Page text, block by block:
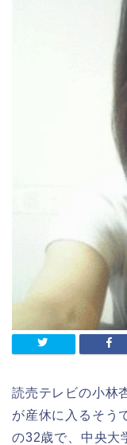
読売テレビの小林
が産休に入るそう
の32歳で、中央大